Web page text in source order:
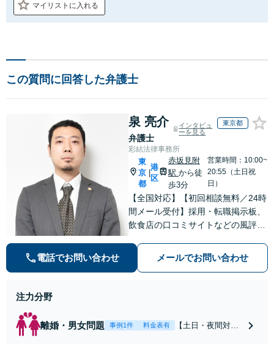
マイリストに入れる
この質問に回答した弁護士
泉 亮介
弁護士
インタビュ
ーを見る
東京都
彩結法律事務所
東
京
都
港
区
赤坂見附
駅 から徒
歩3分
営業時間：10:00~
20:55（土日祝
日）
【全国対応】【初回相談無料／24時
間メール受付】採用・転職掲示板、
飲食店の口コミサイトなどの風評被
の種類を問わず相談可。可能な限り
早期対応で駆けつけサポート【労
電話でお問い合わせ メールでお問い合わせ
注力分野
離婚・男女問題 事例1件 料金表有
【土日・夜間対応